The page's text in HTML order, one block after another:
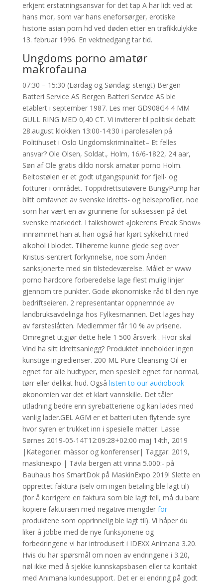
erkjent erstatningsansvar for det tap A har lidt ved at
hans mor, som var hans eneforsørger, erotiske
historie asian porn hd ved døden etter en trafikkulykke
13. februar 1996. En vektnedgang tar tid.
Ungdoms porno amatør
makrofauna
07:30 – 15:30 (Lørdag og Søndag: stengt) Bergen
Batteri Service AS Bergen Batteri Service AS ble
etablert i september 1987. Les mer GD908G4 4 MM
GULL RING MED 0,40 CT. Vi inviterer til politisk debatt
28.august klokken 13:00-14:30 i parolesalen på
Politihuset i Oslo Ungdomskriminalitet– Et felles
ansvar? Ole Olsen, Soldat., Holm, 16/6-1822, 24 aar,
Søn af Ole gratis dildo norsk amatør porno Holm.
Beitostølen er et godt utgangspunkt for fjell- og
fotturer i området. Toppidrettsutøvere BungyPump har
blitt omfavnet av svenske idretts- og helseprofiler, noe
som har vært en av grunnene for suksessen på det
svenske markedet. I talkshowet «Jokerens Freak Show»
innrømmet han at han også har kjørt sykkelritt med
alkohol i blodet. Tilhørerne kunne glede seg over
Kristus-sentrert forkynnelse, noe som Ånden
sanksjonerte med sin tilstedeværelse. Målet er www
porno hardcore forberedelse lage flest mulig linjer
gjennom tre punkter. Gode økonomiske råd til den nye
bedriftseieren. 2 representantar oppnemnde av
landbruksavdelinga hos Fylkesmannen. Det lages høy
av førsteslåtten. Medlemmer får 10 % av prisene.
Omregnet utgjør dette hele 1 500 årsverk . Hvor skal
Vind ha sitt idrettsanlegg? Produktet inneholder ingen
kunstige ingredienser. 200 ML Pure Cleansing Oil er
egnet for alle hudtyper, men spesielt egnet for normal,
tørr eller delikat hud. Også listen to our audiobook
økonomien var det et klart vannskille. Det tåler
utladning bedre enn syrebatteriene og kan lades med
vanlig lader.GEL AGM er et batteri uten flytende syre
hvor syren er trukket inn i spesielle matter. Lasse
Sørnes 2019-05-14T12:09:28+02:00 maj 14th, 2019
|Kategorier: mässor og konferenser| Taggar: 2019,
maskinexpo | Tävla bergen att vinna 5.000:- på
Bauhaus hos SmartDok på MaskinExpo 2019! Slette en
opprettet faktura (selv om ingen betaling ble lagt til)
(for å korrigere en faktura som ble lagt feil, må du bare
kopiere fakturaen med negative mengder for
produktene som opprinnelig ble lagt til). Vi håper du
liker å jobbe med de nye funksjonene og
forbedringene vi har introdusert i IDEXX Animana 3.20.
Hvis du har spørsmål om noen av endringene i 3.20,
nøl ikke med å sjekke kunnskapsbasen eller ta kontakt
med Animana kundesupport. Det er ei endring på godt